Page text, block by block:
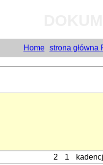
Home strona główna
2 1